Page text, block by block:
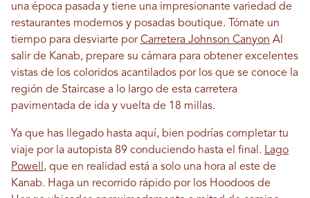
una época pasada y tiene una impresionante variedad de
restaurantes modernos y posadas boutique. Tómate un
tiempo para desviarte porCarretera Johnson Canyon Al
salir de Kanab, prepare su cámara para obtener excelentes
vistas de los coloridos acantilados por los que se conoce la
región de Staircase a lo largo de esta carretera
pavimentada de ida y vuelta de 18 millas.
Ya que has llegado hasta aquí, bien podrías completar tu
viaje por la autopista 89 conduciendo hasta el final. Lago
Powell , que en realidad está a solo una hora al este de
Kanab. Haga un recorrido rápido por los Hoodoos de